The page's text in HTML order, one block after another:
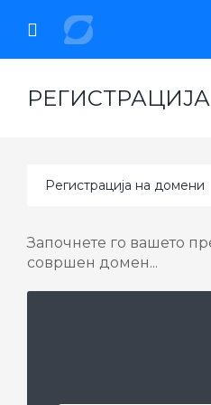
Mobile
Menu
Започнете го вашето
совршен домен...